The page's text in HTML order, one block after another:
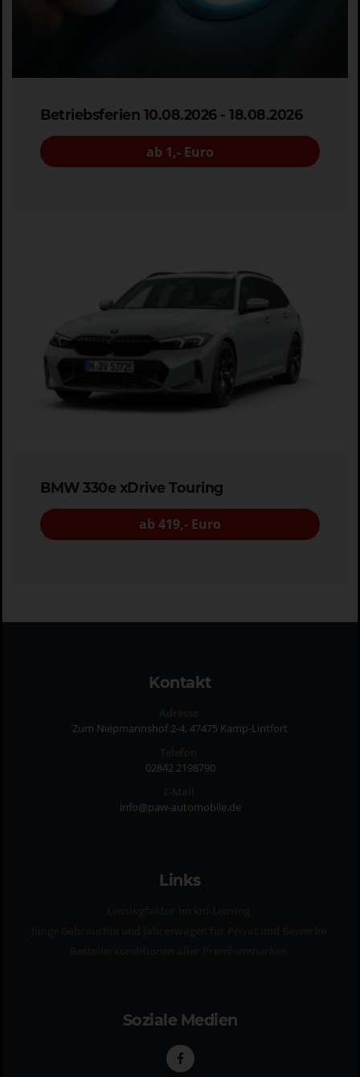
Betriebsferien 10.08.2026 - 18.08.2026
ab 1,- Euro
BMW 330e xDrive Touring
ab 419,- Euro
Kontakt
Zum Niepmannshof 2-4, 47475 Kamp-Lintfort
02842 2198790
info@paw-automobile.de
Links
Soziale Medien